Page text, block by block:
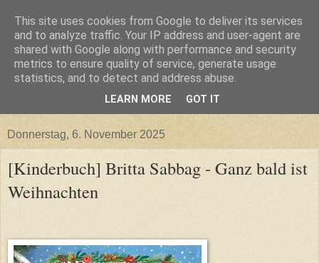
Donnerstag, 6. November 2025
[Kinderbuch] Britta Sabbag - Ganz bald ist
Weihnachten
This site uses cookies from Google to deliver its services
and to analyze traffic. Your IP address and user-agent are
shared with Google along with performance and security
metrics to ensure quality of service, generate usage
statistics, and to detect and address abuse.
LEARN MORE GOT IT